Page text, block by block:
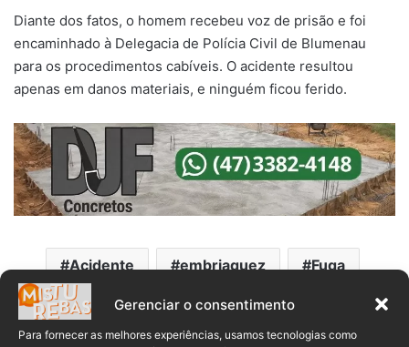
Gerenciar o consentimento
Para fornecer as melhores experiências, usamos tecnologias como
Diante dos fatos, o homem recebeu voz de prisão e foi
encaminhado à Delegacia de Polícia Civil de Blumenau
para os procedimentos cabíveis. O acidente resultou
apenas em danos materiais, e ninguém ficou ferido.
Acidente embriaguez Fuga
local motorista